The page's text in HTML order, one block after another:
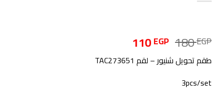
180EGP السعر
الأصلي
هو:
110EGP
الحالي
هو: طقم تحويل شنيور – لقم TAC273651
3pcs/set